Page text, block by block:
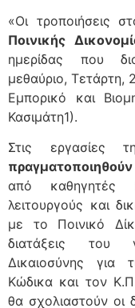
«Οι τροποιήσεις
Ποινικής
ημερίδας που
μεθαύριο,
Εμπορικό και
Κασιμάτη1).
Στις εργασίες
πραγματοποιηθούν
από καθηγητές
λειτουργούς και
με το Ποινικό
διατάξεις του
Δικαιοσύνης για
Κώδικα και τον
θα σχολιαστούν οι